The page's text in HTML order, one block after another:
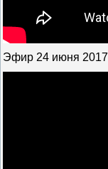
Эфир 24 июня 2017